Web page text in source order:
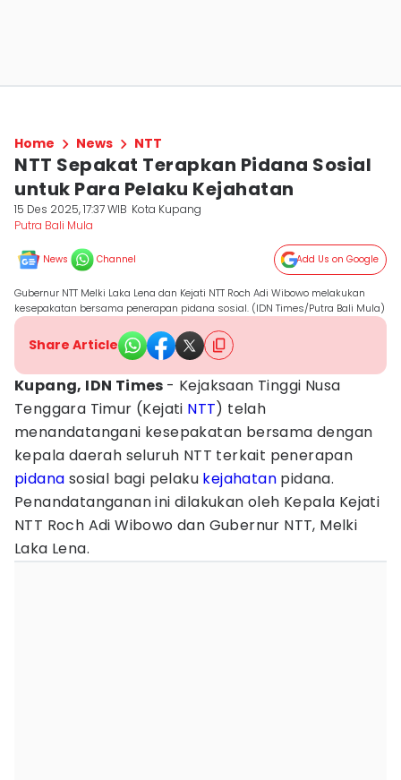
Home News NTT
NTT Sepakat Terapkan Pidana Sosial
untuk Para Pelaku Kejahatan
15 Des 2025, 17:37 WIB Kota Kupang
Putra Bali Mula
News Channel Add Us on Google
Gubernur NTT Melki Laka Lena dan Kejati NTT Roch Adi Wibowo melakukan
kesepakatan bersama penerapan pidana sosial. (IDN Times/Putra Bali Mula)
Share Article
Kupang, IDN Times - Kejaksaan Tinggi Nusa
Tenggara Timur (Kejati NTT) telah
menandatangani kesepakatan bersama dengan
kepala daerah seluruh NTT terkait penerapan
pidana sosial bagi pelaku kejahatan pidana.
Penandatanganan ini dilakukan oleh Kepala Kejati
NTT Roch Adi Wibowo dan Gubernur NTT, Melki
Laka Lena.